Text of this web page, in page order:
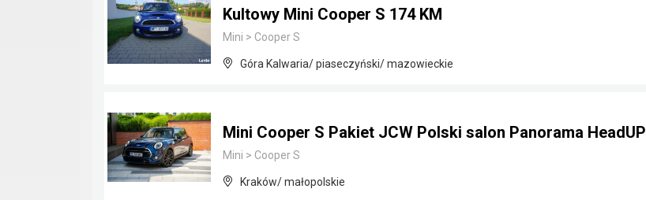
Kultowy Mini Cooper S 174 KM
Mini > Cooper S
Góra Kalwaria/ piaseczyński/ mazowieckie
Mini Cooper S Pakiet JCW Polski salon Panorama HeadUP
Mini > Cooper S
Kraków/ małopolskie